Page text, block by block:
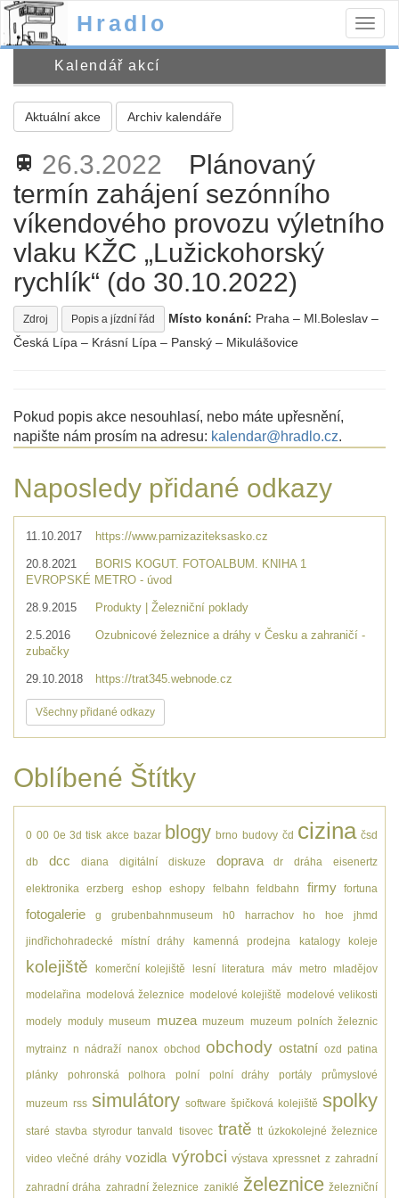
Hradlo
Kalendář akcí
Aktuální akce Archiv kalendáře
train 26.3.2022
Plánovaný
termín zahájení sezónního
víkendového provozu výletního
vlaku KŽC „Lužickohorský
rychlík“ (do 30.10.2022)
Zdroj Popis a jízdní řád Místo konání: Praha – Ml.Boleslav –
Česká Lípa – Krásní Lípa – Panský – Mikulášovice
Pokud popis akce nesouhlasí, nebo máte upřesnění,
napište nám prosím na adresu: kalendar@hradlo.cz.
Naposledy přidané odkazy
11.10.2017 https://www.parnizaziteksasko.cz
20.8.2021
BORIS KOGUT. FOTOALBUM. KNIHA 1
EVROPSKÉ METRO - úvod
28.9.2015 Produkty | Železniční poklady
2.5.2016
Ozubnicové železnice a dráhy v Česku a zahraničí -
zubačky
29.10.2018 https://trat345.webnode.cz
Všechny přidané odkazy
Oblíbené Štítky
0 00 0e 3d tisk akce bazar blogy brno budovy čd cizina čsd
db dcc diana digitální diskuze doprava dr dráha eisenertz
elektronika erzberg eshop eshopy felbahn feldbahn firmy fortuna
fotogalerie g grubenbahnmuseum h0 harrachov ho hoe jhmd
jindřichohradecké místní dráhy kamenná prodejna katalogy koleje
kolejiště komerční kolejiště lesní literatura máv metro mladějov
modelařina modelová železnice modelové kolejiště modelové velikosti
modely moduly museum muzea muzeum muzeum polních železnic
mytrainz n nádraží nanox obchod obchody ostatní ozd patina
plánky pohronská polhora polní polní dráhy portály průmyslové
muzeum rss simulátory software špičková kolejiště spolky
staré stavba styrodur tanvald tisovec tratě tt úzkokolejné železnice
video vlečné dráhy vozidla výrobci výstava xpressnet z zahradní
zahradní dráha zahradní železnice zaniklé železnice železniční